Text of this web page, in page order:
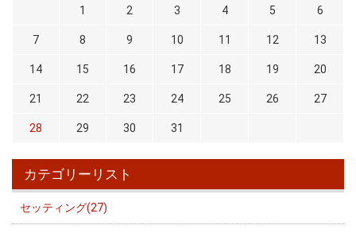
1 2 3 4 5 6
7 8 9 10 11 12 13
14 15 16 17 18 19 20
21 22 23 24 25 26 27
28 29 30 31
カテゴリーリスト
セッティング(27)